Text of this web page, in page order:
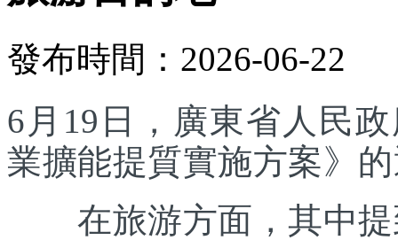
發布時間：2026-06-22
6月19日，廣東省人民
業擴能提質實施方案》
在旅游方面，其中提